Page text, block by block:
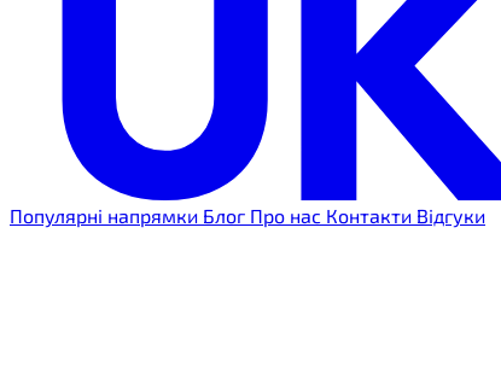
Популярні напрямки Блог Про нас Контакти Відгуки